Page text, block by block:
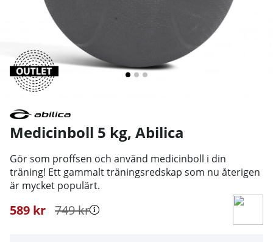
Medicinboll 5 kg, Abilica
Gör som proffsen och använd medicinboll i din
träning! Ett gammalt träningsredskap som nu återigen
är mycket populärt.
749kr
589 kr